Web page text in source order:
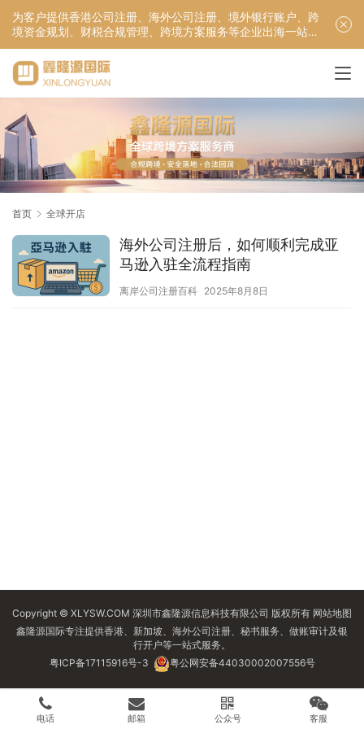
为客户提供香港公司注册、海外公司注册、境外银行账户、跨
境资金规划、财税合规管理、跨境方案服务等企业出海一站式
服务！
首页 全球开店
海外公司注册后，如何顺利完成亚
马逊入驻全流程指南
离岸公司注册百科 2025年8月8日
Copyright © XLYSW.COM 深圳市鑫隆源信息科技有限公司 版权所有 网站地图
鑫隆源国际专注提供香港、新加坡、海外公司注册、秘书服务、做账审计及银
行开户等一站式服务。
粤ICP备17115916号-3
粤公网安备44030002007556号
电话 邮箱 公众号 客服